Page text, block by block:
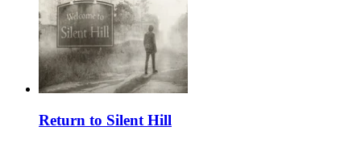
Return to Silent Hill